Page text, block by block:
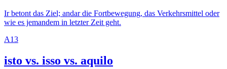
Ir betont das Ziel; andar die Fortbewegung, das Verkehrsmittel oder
wie es jemandem in letzter Zeit geht.
A13
isto vs. isso vs. aquilo